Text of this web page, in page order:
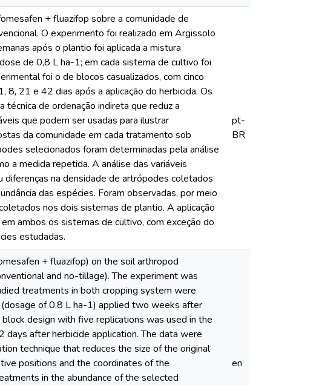
+ fluazifop sobre a comunidade de
O experimento foi realizado em Argissolo
após o plantio foi aplicada a mistura
de 0,8 L ha-1; em cada sistema de cultivo foi
foi o de blocos casualizados, com cinco
21 e 42 dias após a aplicação do herbicida. Os
técnica de ordenação indireta que reduz a
que podem ser usadas para ilustrar
da comunidade em cada tratamento sob
selecionados foram determinadas pela análise
a medida repetida. A análise das variáveis
diferenças na densidade de artrópodes coletados
das espécies. Foram observadas, por meio
nos dois sistemas de plantio. A aplicação
ambos os sistemas de cultivo, com exceção do
estudadas.
pt-
BR
+ fluazifop) on the soil arthropod
and no-tillage). The experiment was
treatments in both cropping system were
of 0.8 L ha-1) applied two weeks after
design with five replications was used in the
after herbicide application. The data were
technique that reduces the size of the original
positions and the coordinates of the
in the abundance of the selected
en